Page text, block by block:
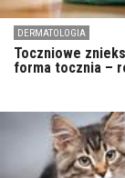
DERMATOLOGIA
Toczniowe
forma tocznia –